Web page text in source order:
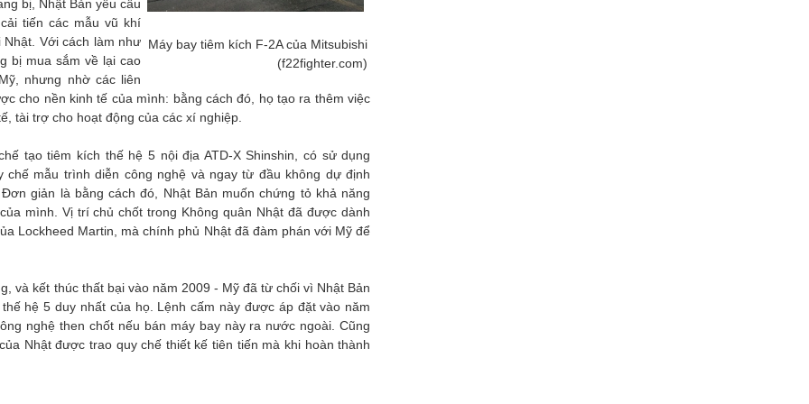
Máy bay tiêm kích F-2A của Mitsubishi
(f22fighter.com)
bị, Nhật Bản yêu cầu
tiến các mẫu vũ khí
Nhật. Với cách làm như
bị mua sắm về lại cao
nhưng nhờ các liên
cho nền kinh tế của mình: bằng cách đó, họ tạo ra thêm việc
tài trợ cho hoạt động của các xí nghiệp.
tạo tiêm kích thế hệ 5 nội địa ATD-X Shinshin, có sử dụng
mẫu trình diễn công nghệ và ngay từ đầu không dự định
giản là bằng cách đó, Nhật Bản muốn chứng tỏ khả năng
mình. Vị trí chủ chốt trong Không quân Nhật đã được dành
Lockheed Martin, mà chính phủ Nhật đã đàm phán với Mỹ để
và kết thúc thất bại vào năm 2009 - Mỹ đã từ chối vì Nhật Bản
hệ 5 duy nhất của họ. Lệnh cấm này được áp đặt vào năm
nghệ then chốt nếu bán máy bay này ra nước ngoài. Cũng
Nhật được trao quy chế thiết kế tiên tiến mà khi hoàn thành